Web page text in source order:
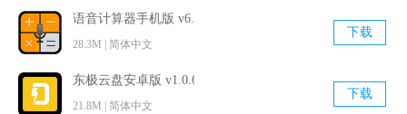
语音计算器手机版 v6.3.0 官方最新版
28.3M | 简体中文
下载
东极云盘安卓版 v1.0.6 最新免费版
21.8M | 简体中文
下载